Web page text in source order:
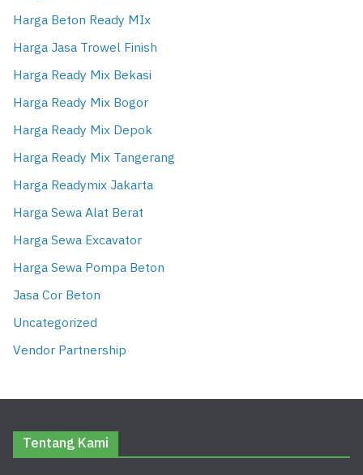
Harga Beton Ready MIx
Harga Jasa Trowel Finish
Harga Ready Mix Bekasi
Harga Ready Mix Bogor
Harga Ready Mix Depok
Harga Ready Mix Tangerang
Harga Readymix Jakarta
Harga Sewa Alat Berat
Harga Sewa Excavator
Harga Sewa Pompa Beton
Jasa Cor Beton
Uncategorized
Vendor Partnership
Tentang Kami